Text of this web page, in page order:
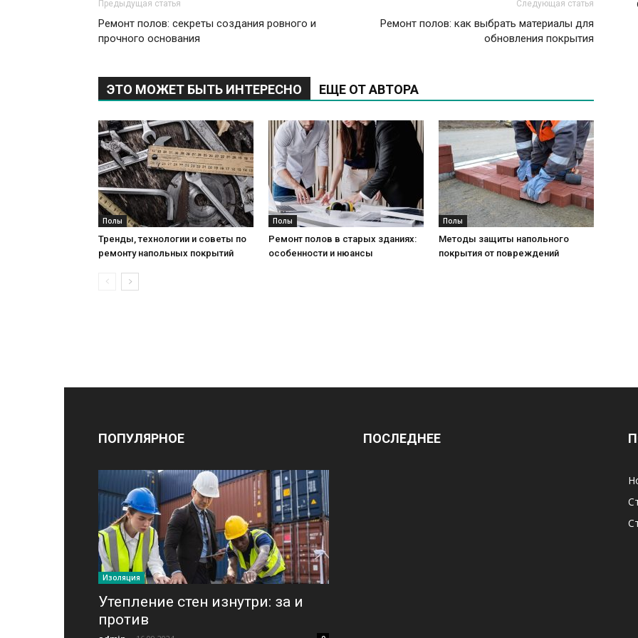
Предыдущая статья
Ремонт полов: секреты создания ровного и
прочного основания
Следующая статья
Ремонт полов: как выбрать материалы для
обновления покрытия
ЭТО МОЖЕТ БЫТЬ ИНТЕРЕСНО ЕЩЕ ОТ АВТОРА
Полы
Тренды, технологии и советы по
ремонту напольных покрытий
Полы
Ремонт полов в старых зданиях:
особенности и нюансы
Полы
Методы защиты напольного
покрытия от повреждений
ПОПУЛЯРНОЕ
Изоляция
Утепление стен изнутри: за и
против
ПОСЛЕДНЕЕ